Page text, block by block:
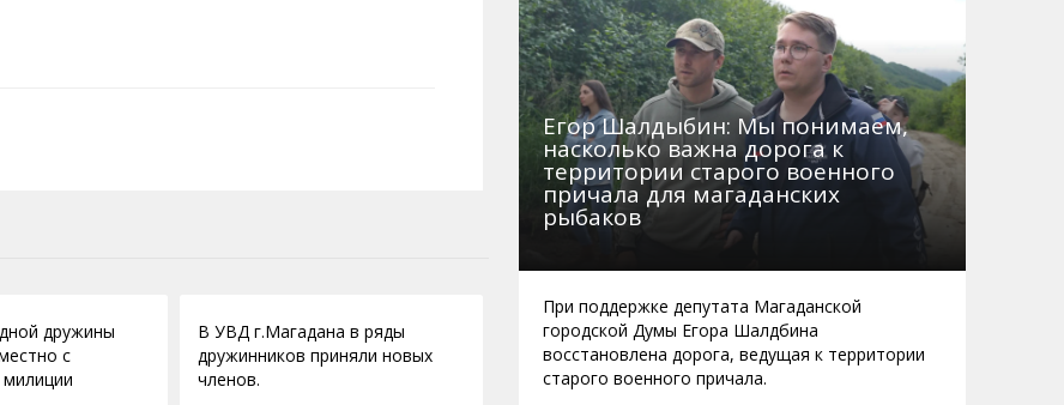
дружины
с
В УВД г.Магадана в ряды
дружинников приняли новых
членов.
Егор Шалдыбин: Мы понимаем,
насколько важна дорога к
территории старого военного
причала для магаданских
рыбаков
При поддержке депутата Магаданской
городской Думы Егора Шалдбина
восстановлена дорога, ведущая к территории
старого военного причала.